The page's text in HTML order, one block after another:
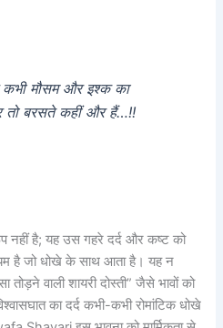
कभी मौसम और इश्क का
तो बरसते कहीं और हैं…!!
नहीं है; यह उस गहरे दर्द और कष्ट को
है जो धोखे के साथ आता है। यह न
तोड़ने वाली शायरी दोस्ती” जैसे भावों को
का दर्द कभी-कभी रोमांटिक धोखे